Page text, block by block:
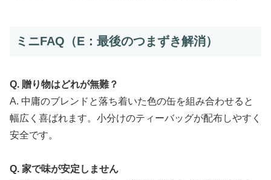
ミニFAQ（E：最後のつまずき解消）
Q. 贈り物はどれが無難？
A. 中庸のブレンドと落ち着いた色の缶を組み合わせると
幅広く喜ばれます。小分けのティーバッグが配布しやすく
安全です。
Q. 家で味が安定しません